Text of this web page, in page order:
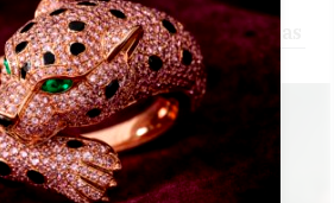
100% pureza: donde la
y escapa del turismo de masas